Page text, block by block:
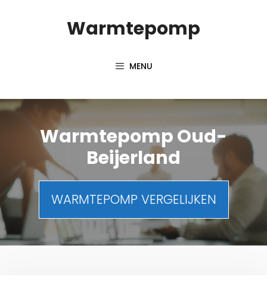
Warmtepomp
MENU
Warmtepomp Oud-
Beijerland
WARMTEPOMP VERGELIJKEN